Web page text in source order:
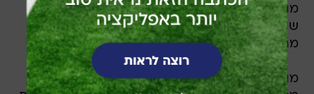
מוריניו וכישלון בבדיקת חומרים אסורים, השחקן
שוחרר מהבלוז וספג הרחקה לשבעה חודשים
מהמגרשים.
מוטו חזר לאיטליה, ולאחר עונה וחצי ביובנטוס, נולד